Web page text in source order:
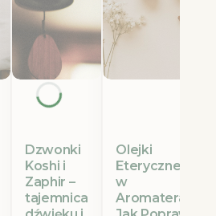
Dzwonki
Koshi i
Zaphir –
tajemnica
Olejki
Eteryczne Etja
w
Aromaterapii: